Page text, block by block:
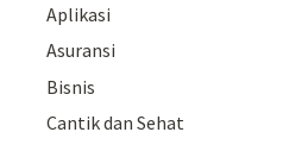
Aplikasi
Asuransi
Bisnis
Cantik dan Sehat